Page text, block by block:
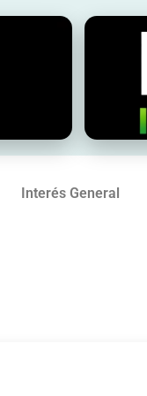
Interés General